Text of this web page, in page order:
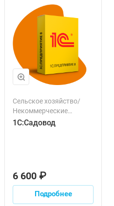
Сельское хозяйство/
Некоммерческие
организации
1С:Садовод
6 600 ₽
Подробнее